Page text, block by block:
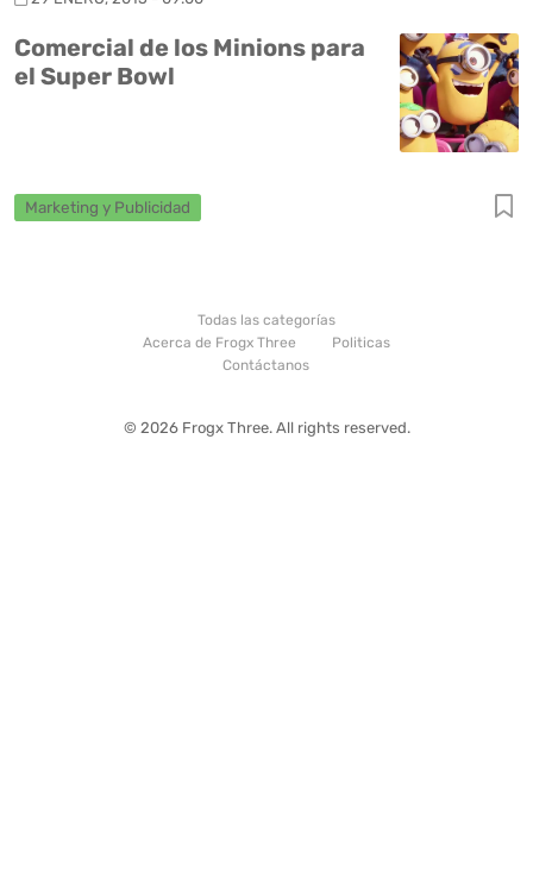
Comercial de los Minions para
el Super Bowl
Marketing y Publicidad
Todas las categorías
Acerca de Frogx Three
Politicas
Contáctanos
© 2026 Frogx Three. All rights reserved.